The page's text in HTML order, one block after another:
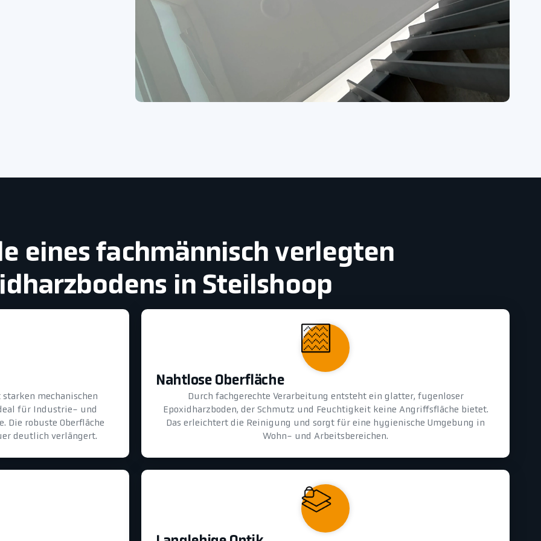
eines fachmännisch verlegten
in Steilshoop
mechanischen
für Industrie- und
Die robuste Oberfläche
deutlich verlängert.
Nahtlose Oberfläche
Durch fachgerechte Verarbeitung entsteht ein glatter, fugenloser
Epoxidharzboden, der Schmutz und Feuchtigkeit keine Angriffsfläche bietet.
Das erleichtert die Reinigung und sorgt für eine hygienische Umgebung in
Wohn- und Arbeitsbereichen.